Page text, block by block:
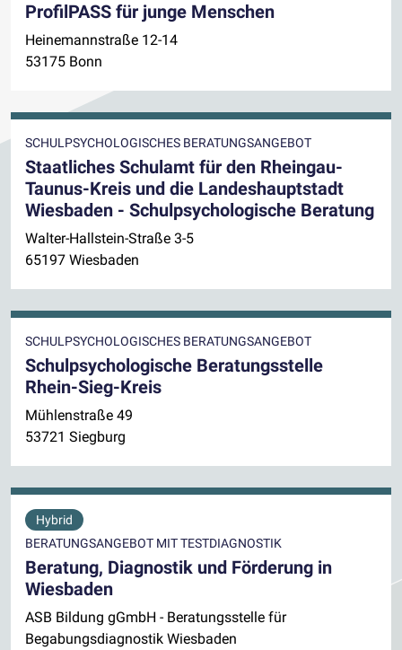
ProfilPASS für junge Menschen
Heinemannstraße 12-14
53175 Bonn
SCHULPSYCHOLOGISCHES BERATUNGSANGEBOT
Staatliches Schulamt für den Rheingau-
Taunus-Kreis und die Landeshauptstadt
Wiesbaden - Schulpsychologische Beratung
Walter-Hallstein-Straße 3-5
65197 Wiesbaden
SCHULPSYCHOLOGISCHES BERATUNGSANGEBOT
Schulpsychologische Beratungsstelle
Rhein-Sieg-Kreis
Mühlenstraße 49
53721 Siegburg
Hybrid
BERATUNGSANGEBOT MIT TESTDIAGNOSTIK
Beratung, Diagnostik und Förderung in
Wiesbaden
ASB Bildung gGmbH - Beratungsstelle für
Begabungsdiagnostik Wiesbaden